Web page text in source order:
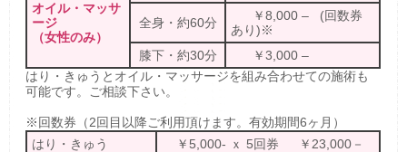
オイル・マッサ
ージ
（女性のみ）
全身・約60分
￥8,000 – (回数券
あり)※
膝下・約30分
￥3,000 –
はり・きゅうとオイル・マッサージを組み合わせての施術も
可能です。ご相談下さい。
※回数券（2回目以降ご利用頂けます。有効期間6ヶ月）
はり・きゅう
￥5,000- ｘ 5回券 ￥23,000－